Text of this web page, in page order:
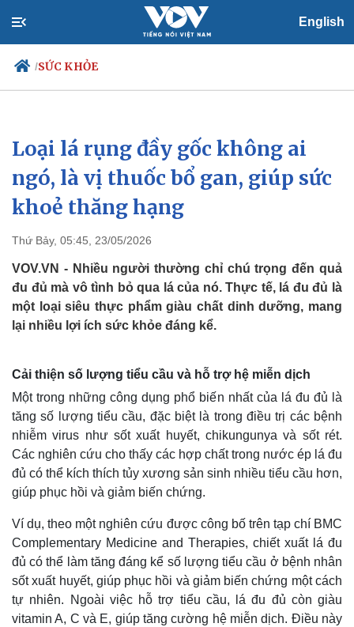
English
/SỨC KHỎE
Chính trị
Đảng
Tổ chức nhân sự
Quốc hội
Xã hội
Tin 24h
Dự báo thời tiết
Loại lá rụng đầy gốc không ai
ngó, là vị thuốc bổ gan, giúp sức
khoẻ thăng hạng
Thứ Bảy, 05:45, 23/05/2026
VOV.VN - Nhiều người thường chỉ chú trọng đến quả
đu đủ mà vô tình bỏ qua lá của nó. Thực tế, lá đu đủ là
một loại siêu thực phẩm giàu chất dinh dưỡng, mang
lại nhiều lợi ích sức khỏe đáng kể.
Cải thiện số lượng tiểu cầu và hỗ trợ hệ miễn dịch
Một trong những công dụng phổ biến nhất của lá đu đủ là
tăng số lượng tiểu cầu, đặc biệt là trong điều trị các bệnh
nhiễm virus như sốt xuất huyết, chikungunya và sốt rét.
Các nghiên cứu cho thấy các hợp chất trong nước ép lá đu
đủ có thể kích thích tủy xương sản sinh nhiều tiểu cầu hơn,
giúp phục hồi và giảm biến chứng.
Ví dụ, theo một nghiên cứu được công bố trên tạp chí BMC
Complementary Medicine and Therapies, chiết xuất lá đu
đủ có thể làm tăng đáng kể số lượng tiểu cầu ở bệnh nhân
sốt xuất huyết, giúp phục hồi và giảm biến chứng một cách
tự nhiên. Ngoài việc hỗ trợ tiểu cầu, lá đu đủ còn giàu
vitamin A, C và E, giúp tăng cường hệ miễn dịch. Điều này